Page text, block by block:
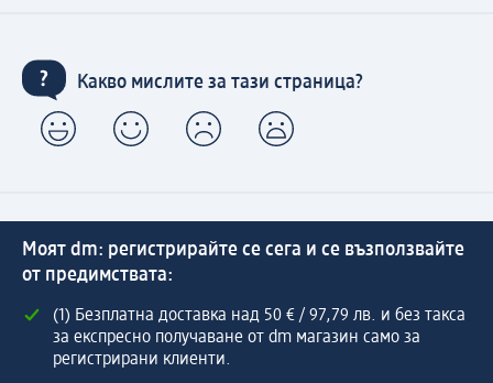
Какво мислите за тази страница?
Моят dm: регистрирайте се сега и се възползвайте
от предимствата:
(1) Безплатна доставка над 50 € / 97,79 лв. и без такса
за експресно получаване от dm магазин само за
регистрирани клиенти.